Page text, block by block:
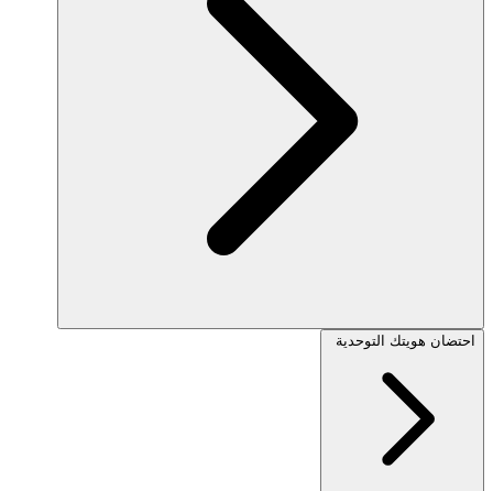
احتضان هويتك التوحدية